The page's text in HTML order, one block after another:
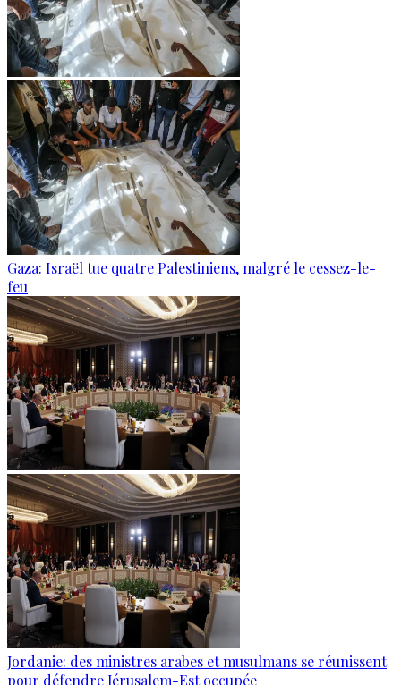
Gaza: Israël tue quatre Palestiniens, malgré le cessez-le-
feu
Jordanie: des ministres arabes et musulmans se réunissent
pour défendre Jérusalem-Est occupée